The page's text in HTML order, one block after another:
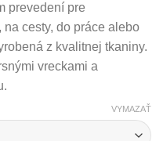
prevedení pre
cesty, do práce alebo
z kvalitnej tkaniny.
vreckami a
VYMAZAŤ